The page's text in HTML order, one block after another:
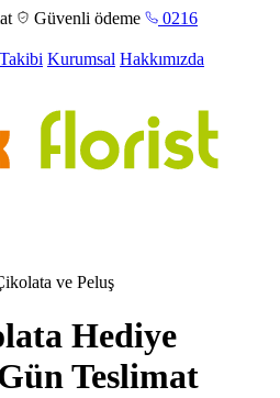
Güvenli ödeme
0216
Kurumsal Hakkımızda
ve Peluş
Hediye
Teslimat